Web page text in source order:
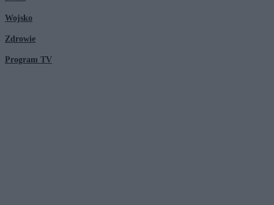
Wojsko
Zdrowie
Program TV